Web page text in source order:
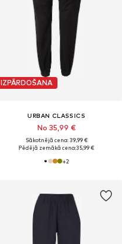
IZPĀRDOŠANA
URBAN CLASSICS
No 35,99 €
Sākotnējā cena: 39,99 €
Pēdējā zemākā cena:35,99 €
+2